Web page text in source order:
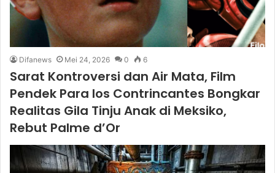
Difanews Mei 24, 2026 0 6
Sarat Kontroversi dan Air Mata, Film
Pendek Para los Contrincantes Bongkar
Realitas Gila Tinju Anak di Meksiko,
Rebut Palme d’Or